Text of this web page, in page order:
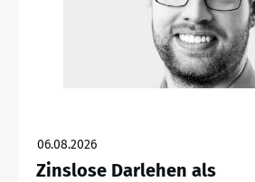
06.08.2026
Zinslose Darlehen als